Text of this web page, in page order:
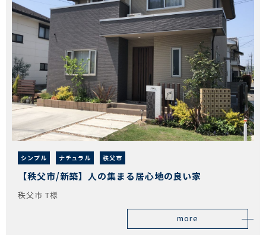
シンプル ナチュラル 秩父市
【秩父市/新築】人の集まる居心地の良い家
秩父市 T様
more